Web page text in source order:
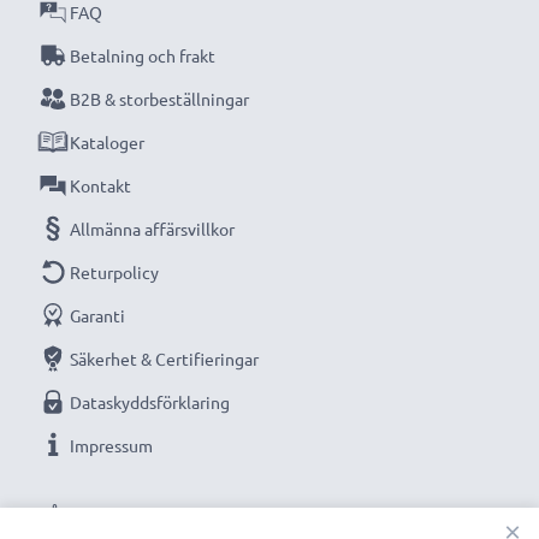
års garanti!
VÅRA BETALNINGSALTERNATIV
FAQ
Betalning och frakt
B2B & storbeställningar
Kataloger
Kontakt
Allmänna affärsvillkor
Returpolicy
Garanti
Säkerhet & Certifieringar
Dataskyddsförklaring
Impressum
×